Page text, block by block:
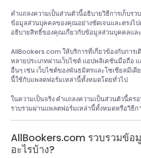
คำแถลงความเป็นส่วนตัวนี้อธิบายวิธีการเก็บรว
ข้อมูลส่วนบุคคลของคุณอย่างชัดเจนและตรงไป
อธิบายสิทธิ์ของคุณเกี่ยวกับข้อมูลส่วนบุคคลและ
AllBookers.com ให้บริการที่เกี่ยวข้องกับการ
หลายประเภทผ่านเว็บไซต์ แอปพลิเคชันมือถือ
อื่นๆ เช่น เว็บไซต์ของพันธมิตรและโซเชียลมีเ
นี้ใช้กับแพลตฟอร์มเหล่านี้ทั้งหมดโดยทั่วไป
ในความเป็นจริง คำแถลงความเป็นส่วนตัวนี้คร
รวบรวมผ่านแพลตฟอร์มเหล่านี้ทั้งหมดหรือวิธีก
AllBookers.com รวบรวมข้อ
อะไรบ้าง?